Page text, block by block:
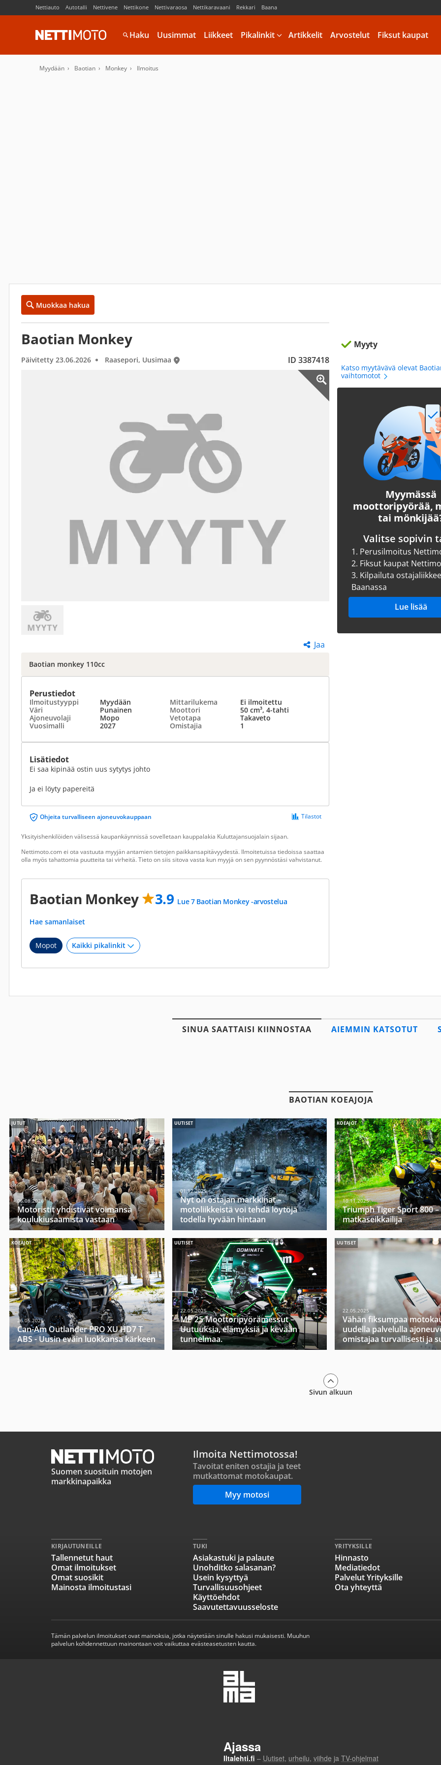
Nettiauto Autotalli Nettivene Nettikone Nettivaraosa Nettikaravaani Rekkari Baana
Haku Uusimmat Liikkeet Pikalinkit Artikkelit Arvostelut Fiksut kaupat
Myydään Baotian Monkey Ilmoitus
Muokkaa hakua
Baotian Monkey
Päivitetty 23.06.2026 Raasepori, Uusimaa ID 3387418
Jaa
Baotian monkey 110cc
Perustiedot
Ilmoitustyyppi Myydään Mittarilukema
Ei ilmoitettu
Väri
Punainen Moottori
50 cm³, 4-tahti
Ajoneuvolaji
Mopo Vetotapa
Takaveto
Vuosimalli
2027 Omistajia 1
Lisätiedot
Ei saa kipinää ostin uus sytytys johto
Ja ei löyty papereitä
Ohjeita turvalliseen ajoneuvokauppaan Tilastot
Yksityishenkilöiden välisessä kaupankäynnissä sovelletaan kauppalakia Kuluttajansuojalain sijaan.
Nettimoto.com ei ota vastuuta myyjän antamien tietojen paikkansapitävyydestä. Ilmoitetuissa tiedoissa saattaa
olla myös tahattomia puutteita tai virheitä. Tieto on siis sitova vasta kun myyjä on sen pyynnöstäsi vahvistanut.
Baotian Monkey 3.9 Lue 7 Baotian Monkey -arvostelua
Hae samanlaiset
Mopot
Myyty
Katso myytävävä olevat
vaihtomotot
Myymässä
moottoripyörää,
tai
Valitse sopivin
1. Perusilmoitus
2. Fiksut kaupat
3. Kilpailuta
Baanassa
Lue lisää
SINUA SAATTAISI KIINNOSTAA AIEMMIN KATSOTUT
BAOTIAN KOEAJOJA
JUTUT
06.08.2026
Motoristit yhdistivät voimansa
koulukiusaamista vastaan
UUTISET
01.12.2025
Nyt on ostajan markkinat –
motoliikkeistä voi tehdä löytöjä
todella hyvään hintaan
KOEAJOT
10.11.2025
Triumph Tiger Sport 800
matkaseikkailija
KOEAJOT
26.05.2025
Can-Am Outlander PRO XU HD7 T
ABS - Uusin eväin luokkansa kärkeen
UUTISET
22.05.2025
MP 25 Moottoripyörämessut –
Uutuuksia, elämyksiä ja kevään
tunnelmaa.
UUTISET
22.05.2025
Vähän fiksumpaa
uudella palvelulla
omistajaa turvallisesti ja
Sivun alkuun
Suomen suosituin motojen
markkinapaikka
Ilmoita Nettimotossa!
Tavoitat eniten ostajia ja teet
mutkattomat motokaupat.
Myy motosi
KIRJAUTUNEILLE
Tallennetut haut
Omat ilmoitukset
Omat suosikit
Mainosta ilmoitustasi
TUKI
Asiakastuki ja palaute
Unohditko salasanan?
Usein kysyttyä
Turvallisuusohjeet
Käyttöehdot
Saavutettavuusseloste
YRITYKSILLE
Hinnasto
Mediatiedot
Palvelut Yrityksille
Ota yhteyttä
Tämän palvelun ilmoitukset ovat mainoksia, jotka näytetään sinulle hakusi mukaisesti. Muuhun
palvelun kohdennettuun mainontaan voit vaikuttaa evästeasetusten kautta.